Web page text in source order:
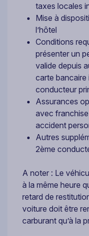
taxes locales
Mise à
l’hôtel
Conditions
présenter un
valide depuis
carte bancaire
conducteur
Assurances
avec
accident
Autres
2ème
A noter : Le
à la même heure
retard de
voiture doit être
carburant qu’à la